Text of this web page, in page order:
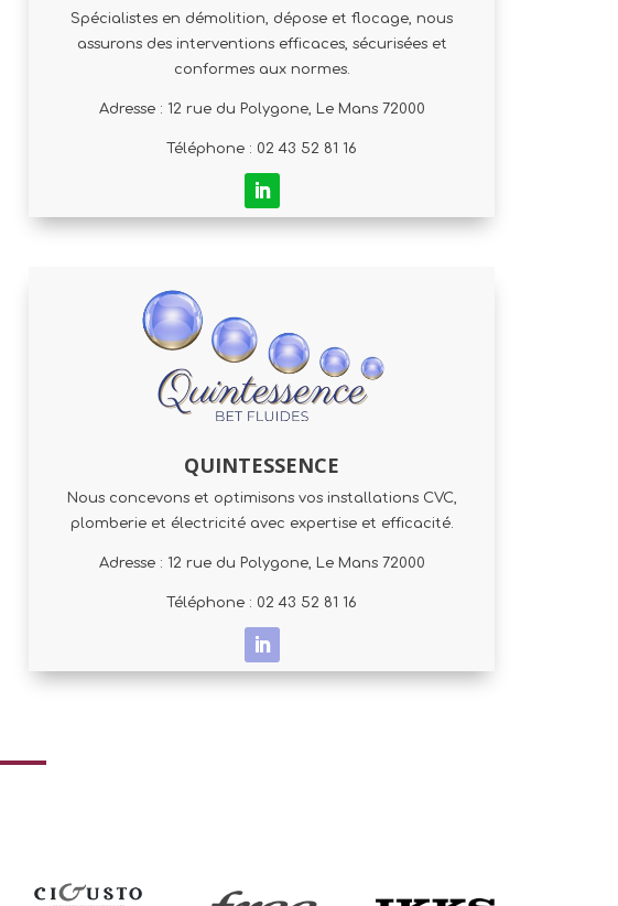
Spécialistes en démolition, dépose et flocage, nous
assurons des interventions efficaces, sécurisées et
conformes aux normes.
Adresse : 12 rue du Polygone, Le Mans 72000
Téléphone : 02 43 52 81 16
QUINTESSENCE
Nous concevons et optimisons vos installations CVC,
plomberie et électricité avec expertise et efficacité.
Adresse : 12 rue du Polygone, Le Mans 72000
Téléphone : 02 43 52 81 16